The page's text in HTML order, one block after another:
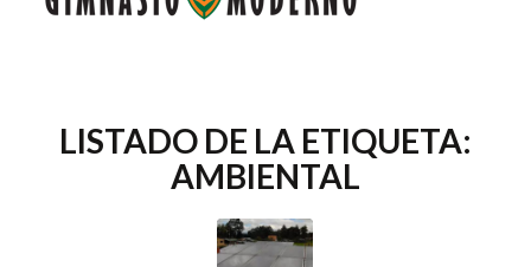
LISTADO DE LA ETIQUETA:
AMBIENTAL